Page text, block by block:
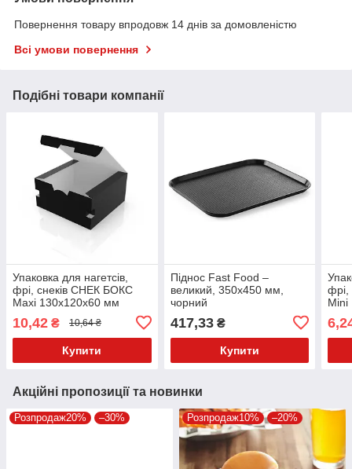
Повернення товару впродовж 14 днів за домовленістю
Всі умови повернення
Подібні товари компанії
Упаковка для нагетсів,
фрі, снеків СНЕК БОКС
Maxi 130x120x60 мм
10,42 ₴ 10,64 ₴
Купити
Піднос Fast Food –
великий, 350x450 мм,
чорний
417,33₴
Купити
Mini
Акційні пропозиції та новинки
Розпродаж20% –30% Розпродаж10% –20%